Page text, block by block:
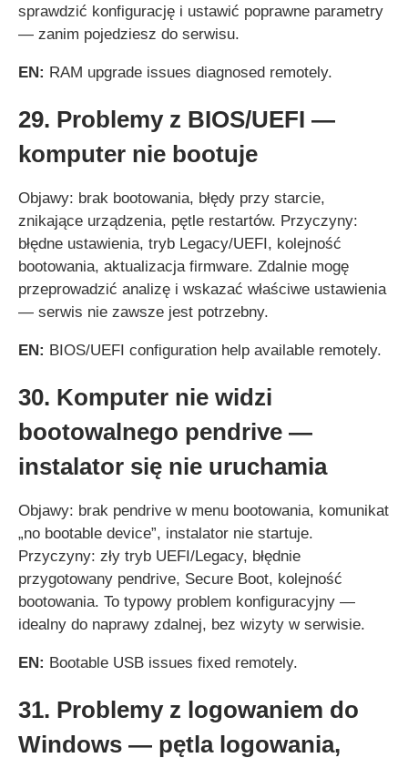
sprawdzić konfigurację i ustawić poprawne parametry
— zanim pojedziesz do serwisu.
EN: RAM upgrade issues diagnosed remotely.
29. Problemy z BIOS/UEFI —
komputer nie bootuje
Objawy: brak bootowania, błędy przy starcie,
znikające urządzenia, pętle restartów. Przyczyny:
błędne ustawienia, tryb Legacy/UEFI, kolejność
bootowania, aktualizacja firmware. Zdalnie mogę
przeprowadzić analizę i wskazać właściwe ustawienia
— serwis nie zawsze jest potrzebny.
EN: BIOS/UEFI configuration help available remotely.
30. Komputer nie widzi
bootowalnego pendrive —
instalator się nie uruchamia
Objawy: brak pendrive w menu bootowania, komunikat
„no bootable device”, instalator nie startuje.
Przyczyny: zły tryb UEFI/Legacy, błędnie
przygotowany pendrive, Secure Boot, kolejność
bootowania. To typowy problem konfiguracyjny —
idealny do naprawy zdalnej, bez wizyty w serwisie.
EN: Bootable USB issues fixed remotely.
31. Problemy z logowaniem do
Windows — pętla logowania,